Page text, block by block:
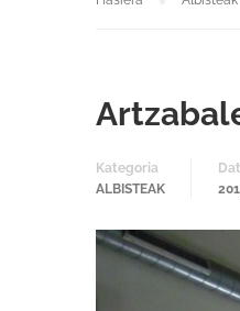
Kategoria
ALBISTEAK